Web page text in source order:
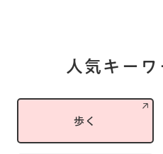
人気キーワ
歩く